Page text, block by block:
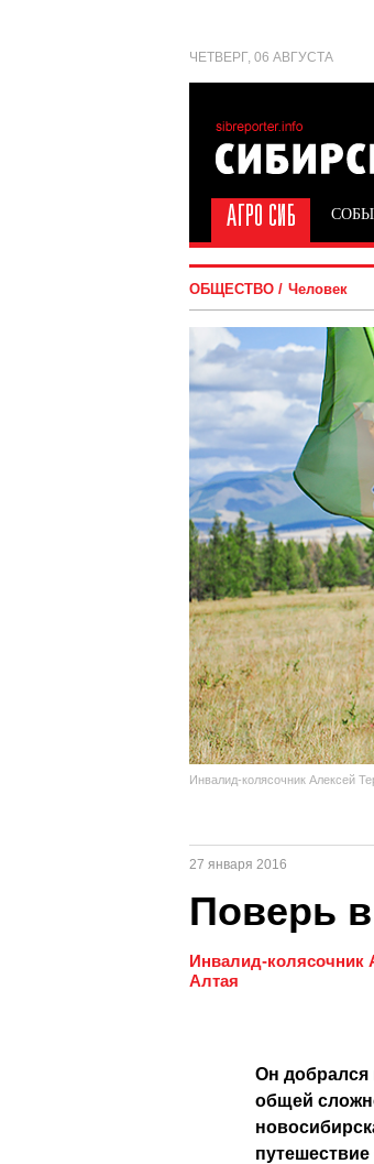
ЧЕТВЕРГ, 06 АВГУСТА
ОБЩЕСТВО Человек
Инвалид-колясочник Алексей
27 января 2016
Поверь
Инвалид-колясочник
Алтая
Он добрался
общей